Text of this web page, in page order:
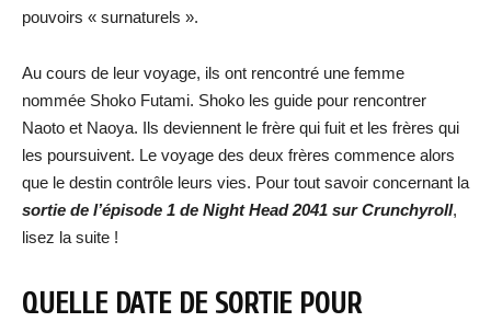
pouvoirs « surnaturels ».
Au cours de leur voyage, ils ont rencontré une femme
nommée Shoko Futami. Shoko les guide pour rencontrer
Naoto et Naoya. Ils deviennent le frère qui fuit et les frères qui
les poursuivent. Le voyage des deux frères commence alors
que le destin contrôle leurs vies. Pour tout savoir concernant la
sortie de l’épisode 1 de Night Head 2041 sur Crunchyroll,
lisez la suite !
QUELLE DATE DE SORTIE POUR